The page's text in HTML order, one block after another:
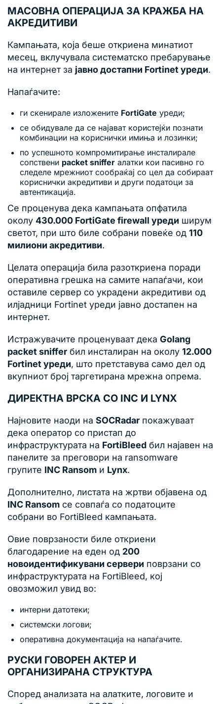
МАСОВНА ОПЕРАЦИЈА ЗА КРАЖБА НА
АКРЕДИТИВИ
Кампањата, која беше откриена минатиот
месец, вклучувала систематско пребарување
на интернет за јавно достапни Fortinet уреди.
Напаѓачите:
ги скенирале изложените FortiGate уреди;
се обидувале да се најават користејќи познати
комбинации на кориснички имиња и лозинки;
по успешното компромитирање инсталирале
сопствени packet sniffer алатки кои пасивно го
следеле мрежниот сообраќај со цел да собираат
кориснички акредитиви и други податоци за
автентикација.
Се проценува дека кампањата опфатила
околу 430.000 FortiGate firewall уреди ширум
светот, при што биле собрани повеќе од 110
милиони акредитиви.
Целата операција била разоткриена поради
оперативна грешка на самите напаѓачи, кои
оставиле сервер со украдени акредитиви од
илјадници Fortinet уреди јавно достапен на
интернет.
Истражувачите проценуваат дека Golang
packet sniffer бил инсталиран на околу 12.000
Fortinet уреди, што претставува само дел од
вкупниот број таргетирана мрежна опрема.
ДИРЕКТНА ВРСКА СО INC И LYNX
Најновите наоди на SOCRadar покажуваат
дека оператор со пристап до
инфраструктурата на FortiBleed бил најавен на
панелите за преговори на ransomware
групите INC Ransom и Lynx.
Дополнително, листата на жртви објавена од
INC Ransom се совпаѓа со податоците
собрани во FortiBleed кампањата.
Овие поврзаности биле откриени
благодарение на еден од 200
новоидентификувани сервери поврзани со
инфраструктурата на FortiBleed, кој
овозможил увид во:
интерни датотеки;
системски логови;
оперативна документација на напаѓачите.
РУСКИ ГОВОРЕН АКТЕР И
ОРГАНИЗИРАНА СТРУКТУРА
Според анализата на алатките, логовите и